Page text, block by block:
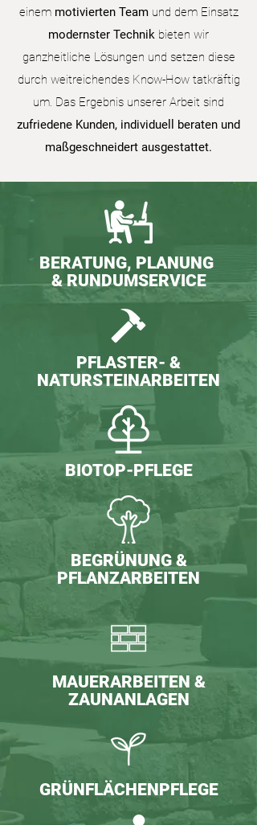
einem motivierten Teamund dem Einsatz
modernster Technik bieten wir
ganzheitliche Lösungen und setzen diese
durch weitreichendes Know-How tatkräftig
um. Das Ergebnis unserer Arbeit sind
zufriedene Kunden, individuell beraten und
maßgeschneidert ausgestattet.
BERATUNG, PLANUNG
& RUNDUMSERVICE
PFLASTER- &
NATURSTEINARBEITEN
BIOTOP-PFLEGE
BEGRÜNUNG &
PFLANZARBEITEN
MAUERARBEITEN &
ZAUNANLAGEN
GRÜNFLÄCHENPFLEGE